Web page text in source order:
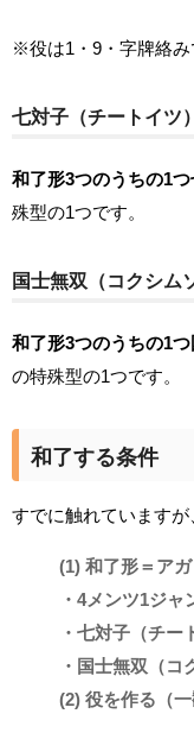
※役は1・9・字牌絡み
七対子（チートイツ
和了形3つのうちの1
殊型の1つです。
国士無双（コクシム
和了形3つのうちの1
の特殊型の1つです。
和了する条件
すでに触れていますが
(1) 和了形＝ア
・4メンツ1ジャ
・七対子（チー
・国士無双（コ
(2) 役を作る（